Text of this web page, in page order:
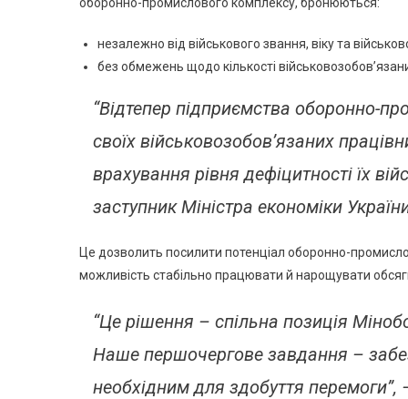
незалежно від військового звання, віку та
без обмежень щодо кількості
“Відтепер підприємства оборонно-
своїх військовозобов’язаних
врахування рівня дефіцитності їх
заступник Міністра економіки
Це дозволить посилити потенціал оборонно-
можливість стабільно працювати й нарощувати
“Це рішення – спільна позиція
Наше першочергове завдання –
необхідним для здобуття